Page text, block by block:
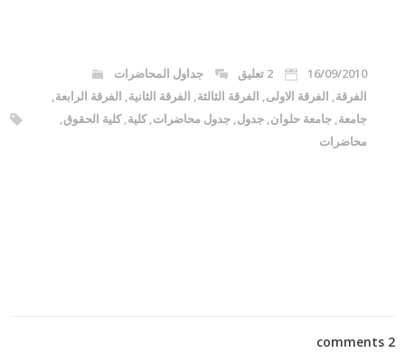
16/09/2010 2 تعليق
جداول المحاضرات
الفرقة, الفرقة الاولى, الفرقة الثالثة, الفرقة الثانية, الفرقة الرابعة,
جامعة,جامعة حلوان,جدول,جدول محاضرات,كلية,كلية الحقوق,
محاضرات
2 comments